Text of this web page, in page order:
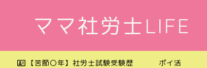
ママ社労士LIFE
【苦節〇年】社労士試験受験歴 ポイ活